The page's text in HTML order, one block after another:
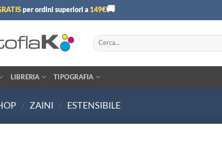
per ordini superiori a 149€🚚
Cerca:
LIBRERIA TIPOGRAFIA
/ ZAINI / ESTENSIBILE